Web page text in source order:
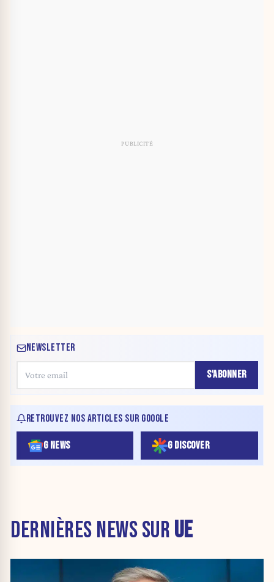
NEWSLETTER
S'ABONNER
RETROUVEZ NOS ARTICLES SUR GOOGLE
G NEWS G DISCOVER
DERNIÈRES NEWS SUR UE